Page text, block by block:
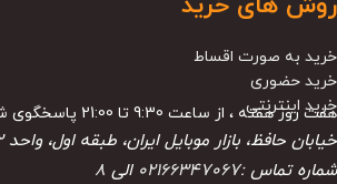
خرید به صورت اقساط
خرید حضوری
خرید اینترنتی
هفت روز هفته ، از ساعت 9:30 تا 21:00 پاسخگوی شما هستیم
خیابان حافظ، بازار موبایل ایران، طبقه اول، واحد ۳۴۲
شماره تماس :02166347067 الی 8